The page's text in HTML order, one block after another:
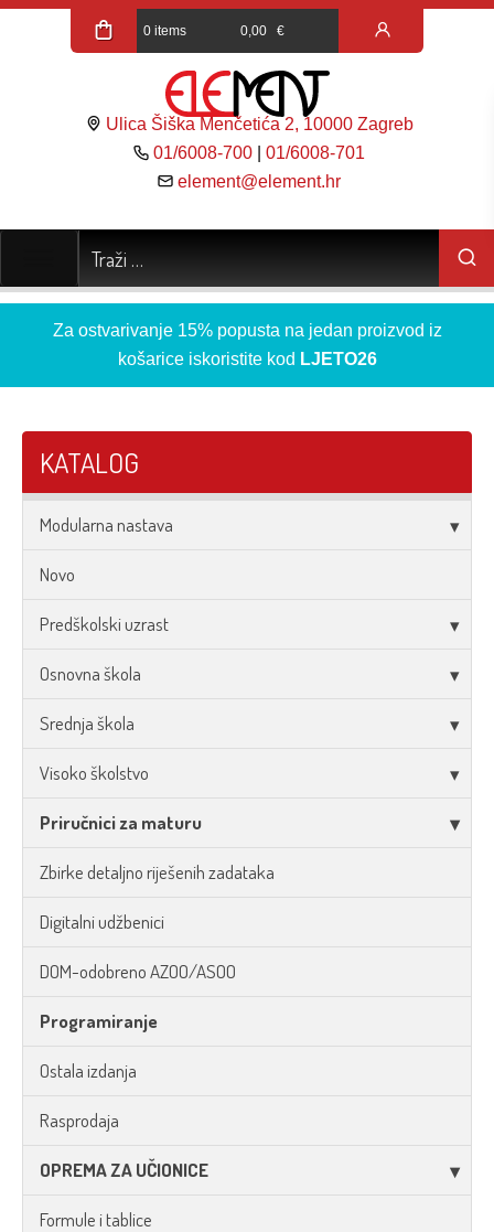
0 items 0,00 €
Ulica Šiška Menčetića 2, 10000 Zagreb
01/6008-700 |01/6008-701
element@element.hr
Za ostvarivanje 15% popusta na jedan proizvod iz
košarice iskoristite kod LJETO26
KATALOG
Modularna nastava
Novo
Predškolski uzrast
Osnovna škola
Srednja škola
Visoko školstvo
Priručnici za maturu
Zbirke detaljno riješenih zadataka
Digitalni udžbenici
DOM-odobreno AZOO/ASOO
Programiranje
Ostala izdanja
Rasprodaja
OPREMA ZA UČIONICE
Formule i tablice